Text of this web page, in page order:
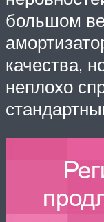
большом
качества,
неплохо